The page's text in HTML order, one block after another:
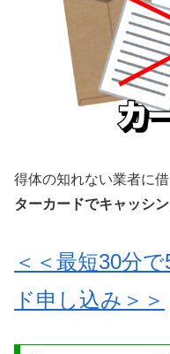
得体の知れない業者に
ターカードでキャッシ
＜＜最短30分
ド申し込み＞＞